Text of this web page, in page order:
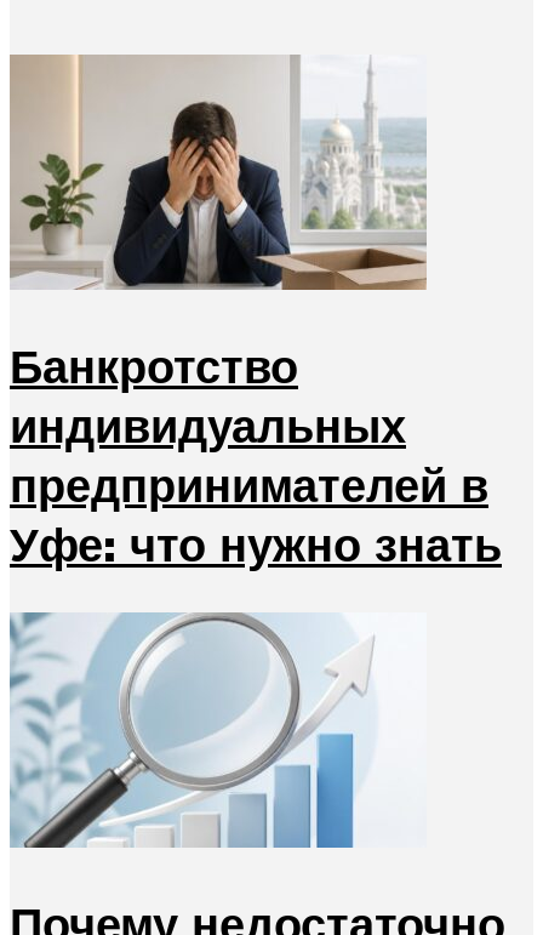
Банкротство
индивидуальных
предпринимателей в
Уфе: что нужно знать